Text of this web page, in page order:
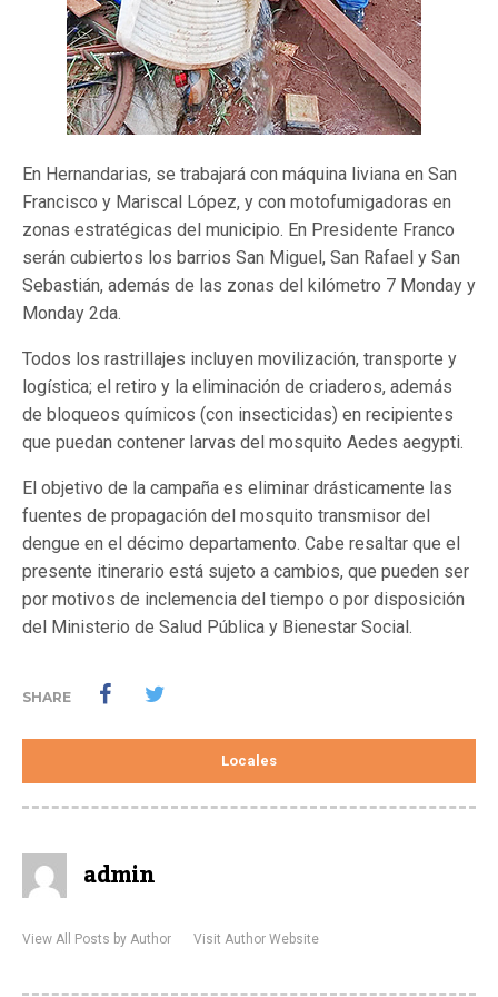
En Hernandarias, se trabajará con máquina liviana en San
Francisco y Mariscal López, y con motofumigadoras en
zonas estratégicas del municipio. En Presidente Franco
serán cubiertos los barrios San Miguel, San Rafael y San
Sebastián, además de las zonas del kilómetro 7 Monday y
Monday 2da.
Todos los rastrillajes incluyen movilización, transporte y
logística; el retiro y la eliminación de criaderos, además
de bloqueos químicos (con insecticidas) en recipientes
que puedan contener larvas del mosquito Aedes aegypti.
El objetivo de la campaña es eliminar drásticamente las
fuentes de propagación del mosquito transmisor del
dengue en el décimo departamento. Cabe resaltar que el
presente itinerario está sujeto a cambios, que pueden ser
por motivos de inclemencia del tiempo o por disposición
del Ministerio de Salud Pública y Bienestar Social.
SHARE
Locales
admin
View All Posts by Author Visit Author Website